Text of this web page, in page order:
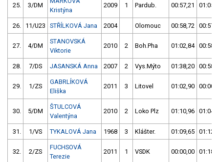
25. 3/DM
Kristýna
2009 1 Pardub. 00:57,21
26. 11/U23 STŘÍLKOVÁ Jana 2004 Olomouc 00:58,72
27. 4/DM
STANOVSKÁ
Viktorie
2010 2 Boh.Pha 01:02,84
28. 7/DS JASANSKÁ Anna 2007 2 Vys.Mýto 01:38,20
29. 1/ZS
GABRLÍKOVÁ
Eliška
2011 3 Litovel 01:02,90
30. 5/DM
ŠTULCOVÁ
Valentýna
2010 2 Loko Plz 01:10,96
31. 1/VS TYKALOVÁ Jana 1968 3 Klášter. 01:09,65
32. 2/ZS
FUCHSOVÁ
Terezie
2011 1 VSDK 00:00,00